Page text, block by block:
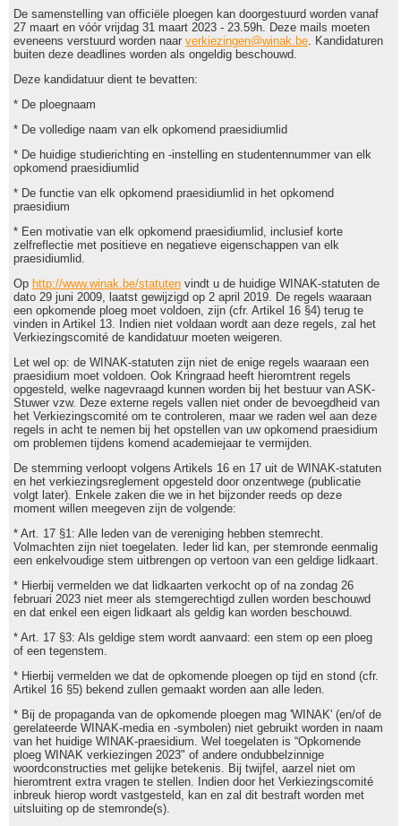
De samenstelling van officiële ploegen kan doorgestuurd worden vanaf
27 maart en vóór vrijdag 31 maart 2023 - 23.59h. Deze mails moeten
eveneens verstuurd worden naar verkiezingen@winak.be. Kandidaturen
buiten deze deadlines worden als ongeldig beschouwd.
Deze kandidatuur dient te bevatten:
* De ploegnaam
* De volledige naam van elk opkomend praesidiumlid
* De huidige studierichting en -instelling en studentennummer van elk
opkomend praesidiumlid
* De functie van elk opkomend praesidiumlid in het opkomend
praesidium
* Een motivatie van elk opkomend praesidiumlid, inclusief korte
zelfreflectie met positieve en negatieve eigenschappen van elk
praesidiumlid.
Op http://www.winak.be/statuten vindt u de huidige WINAK-statuten de
dato 29 juni 2009, laatst gewijzigd op 2 april 2019. De regels waaraan
een opkomende ploeg moet voldoen, zijn (cfr. Artikel 16 §4) terug te
vinden in Artikel 13. Indien niet voldaan wordt aan deze regels, zal het
Verkiezingscomité de kandidatuur moeten weigeren.
Let wel op: de WINAK-statuten zijn niet de enige regels waaraan een
praesidium moet voldoen. Ook Kringraad heeft hieromtrent regels
opgesteld, welke nagevraagd kunnen worden bij het bestuur van ASK-
Stuwer vzw. Deze externe regels vallen niet onder de bevoegdheid van
het Verkiezingscomité om te controleren, maar we raden wel aan deze
regels in acht te nemen bij het opstellen van uw opkomend praesidium
om problemen tijdens komend academiejaar te vermijden.
De stemming verloopt volgens Artikels 16 en 17 uit de WINAK-statuten
en het verkiezingsreglement opgesteld door onzentwege (publicatie
volgt later). Enkele zaken die we in het bijzonder reeds op deze
moment willen meegeven zijn de volgende:
* Art. 17 §1: Alle leden van de vereniging hebben stemrecht.
Volmachten zijn niet toegelaten. Ieder lid kan, per stemronde eenmalig
een enkelvoudige stem uitbrengen op vertoon van een geldige lidkaart.
* Hierbij vermelden we dat lidkaarten verkocht op of na zondag 26
februari 2023 niet meer als stemgerechtigd zullen worden beschouwd
en dat enkel een eigen lidkaart als geldig kan worden beschouwd.
* Art. 17 §3: Als geldige stem wordt aanvaard: een stem op een ploeg
of een tegenstem.
* Hierbij vermelden we dat de opkomende ploegen op tijd en stond (cfr.
Artikel 16 §5) bekend zullen gemaakt worden aan alle leden.
* Bij de propaganda van de opkomende ploegen mag 'WINAK' (en/of de
gerelateerde WINAK-media en -symbolen) niet gebruikt worden in naam
van het huidige WINAK-praesidium. Wel toegelaten is “Opkomende
ploeg WINAK verkiezingen 2023" of andere ondubbelzinnige
woordconstructies met gelijke betekenis. Bij twijfel, aarzel niet om
hieromtrent extra vragen te stellen. Indien door het Verkiezingscomité
inbreuk hierop wordt vastgesteld, kan en zal dit bestraft worden met
uitsluiting op de stemronde(s).